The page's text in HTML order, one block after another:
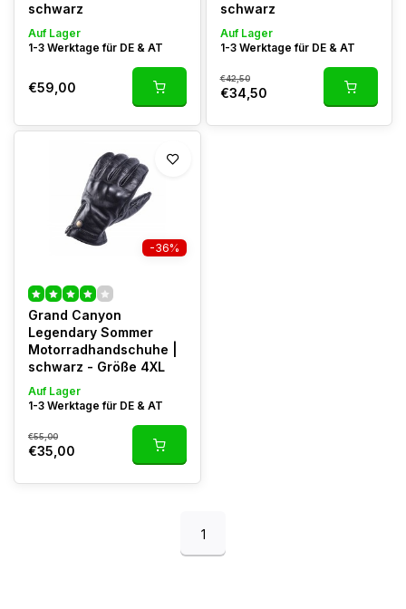
schwarz
Auf Lager
1-3 Werktage für DE & AT
€59,00
schwarz
Auf Lager
1-3 Werktage für DE & AT
€42,50
€34,50
-36%
Grand Canyon
Legendary Sommer
Motorradhandschuhe |
schwarz - Größe 4XL
Auf Lager
1-3 Werktage für DE & AT
€55,00
€35,00
1